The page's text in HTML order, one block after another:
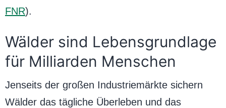
FNR).
Wälder sind Lebensgrundlage
für Milliarden Menschen
Jenseits der großen Industriemärkte sichern
Wälder das tägliche Überleben und das